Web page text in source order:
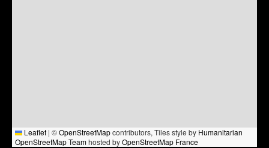
Leaflet | ©OpenStreetMapcontributors, Tiles style by Humanitarian
OpenStreetMap Teamhosted byOpenStreetMap France